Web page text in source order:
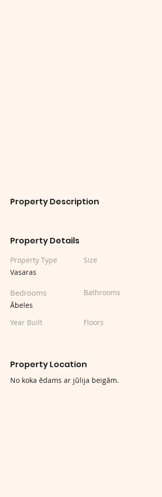
Property Description
Property Details
Property Type
Vasaras
Bedrooms
Ābeles
Year Built
Size
Bathrooms
Floors
Property Location
No koka ēdams ar jūlija beigām.